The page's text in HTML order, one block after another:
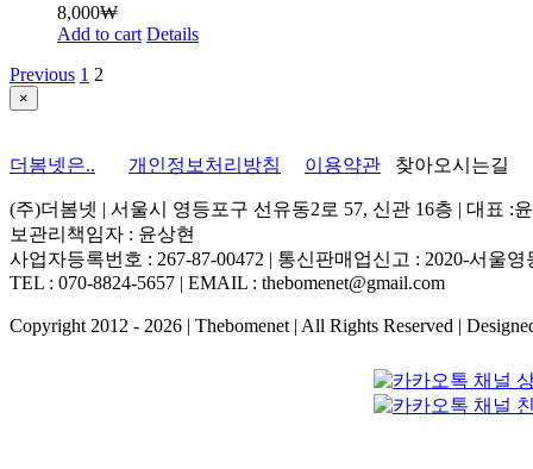
8,000₩
Add to cart Details
Previous 1 2
Close
product
×
더봄넷은.. 개인정보처리방침 이용약관 찾아오시는길
(주)더봄넷 | 서울시 영등포구 선유동2로 57, 신관 16층 | 대표 :
보관리책임자 : 윤상현
사업자등록번호 : 267-87-00472 | 통신판매업신고 : 2020-서울영
TEL : 070-8824-5657 | EMAIL : thebomenet@gmail.com
Copyright 2012 - 2026 | Thebomenet | All Rights Reserved |